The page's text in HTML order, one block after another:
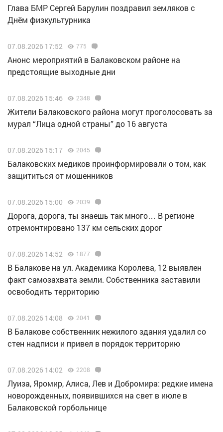
Глава БМР Сергей Барулин поздравил земляков с
Днём физкультурника
07.08.2026 17:52 775
Анонс мероприятий в Балаковском районе на
предстоящие выходные дни
07.08.2026 15:46 2348
Жители Балаковского района могут проголосовать за
мурал “Лица одной страны” до 16 августа
07.08.2026 15:17 2045
Балаковских медиков проинформировали о том, как
защититься от мошенников
07.08.2026 15:00 2039
Дорога, дорога, ты знаешь так много… В регионе
отремонтировано 137 км сельских дорог
07.08.2026 14:52 1877
В Балакове на ул. Академика Королева, 12 выявлен
факт самозахвата земли. Собственника заставили
освободить территорию
07.08.2026 14:08 2041
В Балакове собственник нежилого здания удалил со
стен надписи и привел в порядок территорию
07.08.2026 14:02 2208
Луиза, Яромир, Алиса, Лев и Добромира: редкие имена
новорожденных, появившихся на свет в июле в
Балаковской горбольнице